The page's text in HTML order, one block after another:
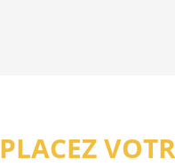
PLACEZ